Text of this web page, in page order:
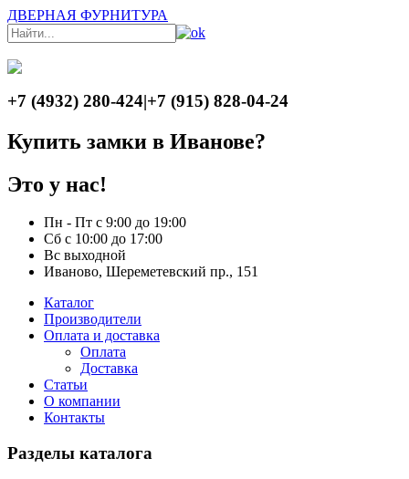
ДВЕРНАЯ ФУРНИТУРА
+7 (4932) 280-424|+7 (915) 828-04-24
Купить замки в Иванове?
Это у нас!
Пн - Пт с 9:00 до 19:00
Сб с 10:00 до 17:00
Вс выходной
Иваново, Шереметевский пр., 151
Каталог
Производители
Оплата и доставка
Оплата
Доставка
Статьи
О компании
Контакты
Разделы каталога